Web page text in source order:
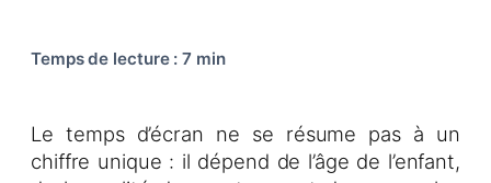
Temps de lecture:7 min
Le temps d’écran ne se résume pas à un
chiffre unique : il dépend de l’âge de l’enfant,